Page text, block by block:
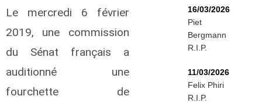
Le mercredi 6 février
2019, une commission
du Sénat français a
auditionné une
fourchette de
16/03/2026
Piet
Bergmann
R.I.P.
11/03/2026
Felix Phiri
R.I.P.